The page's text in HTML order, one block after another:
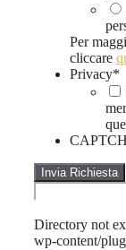
Per
cliccare
Privacy*
Directory not
wp-content/